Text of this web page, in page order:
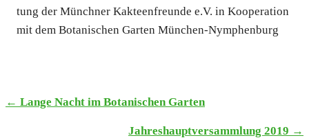
tung der Münch­ner Kak­teen­freun­de e.V. in Koope­ra­ti­on
mit dem Bota­ni­schen Gar­ten Mün­chen-Nym­phen­burg
TERMINE
← Lan­ge Nacht im Bota­ni­schen Gar­ten
Jah­res­haupt­ver­samm­lung 2019 →